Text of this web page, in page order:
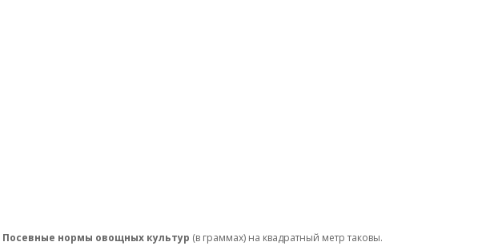
Посевные нормы овощных культур (в граммах) на квадратный метр таковы.